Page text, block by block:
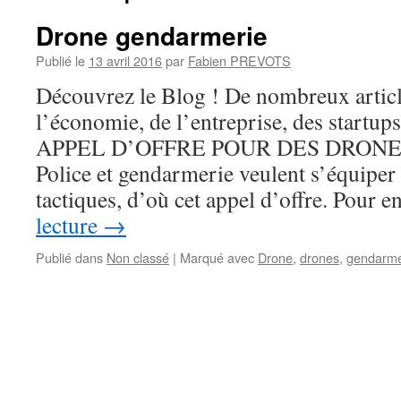
Drone gendarmerie
Publié le 13 avril 2016par Fabien PREVOTS
Découvrez le Blog ! De nombreux
l’économie, de l’entreprise, des
APPEL D’OFFRE POUR DES
Police et gendarmerie veulent
tactiques, d’où cet appel d’offre. Pour
lecture →
Publié dans Non classé | Marqué avec Drone, drones,